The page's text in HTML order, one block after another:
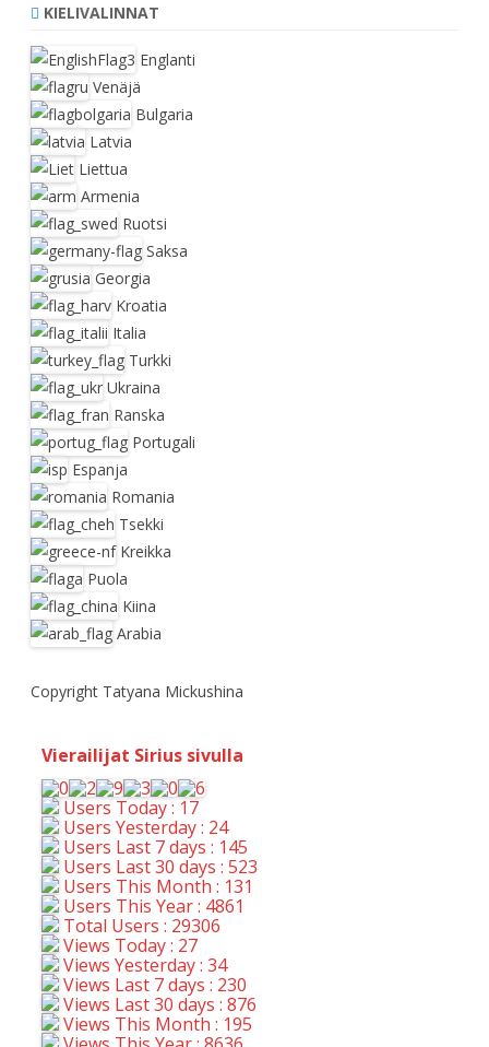
KIELIVALINNAT
Englanti
Venäjä
Bulgaria
Latvia
Liettua
Armenia
Ruotsi
Saksa
Georgia
Kroatia
Italia
Turkki
Ukraina
Ranska
Portugali
Espanja
Romania
Tsekki
Kreikka
Puola
Kiina
Arabia
Copyright Tatyana Mickushina
Vierailijat Sirius sivulla
Users Today : 17
Users Yesterday : 24
Users Last 7 days : 145
Users Last 30 days : 523
Users This Month : 131
Users This Year : 4861
Total Users : 29306
Views Today : 27
Views Yesterday : 34
Views Last 7 days : 230
Views Last 30 days : 876
Views This Month : 195